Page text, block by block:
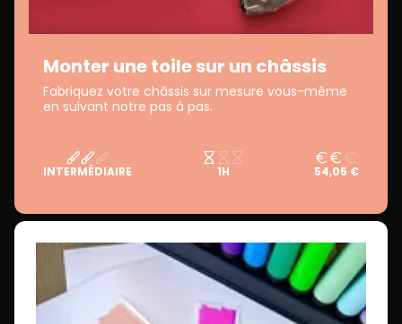
Monter une toile sur un châssis
Fabriquez votre châssis sur mesure vous-même
en suivant notre pas à pas.
INTERMÉDIAIRE 1H 54,05 €